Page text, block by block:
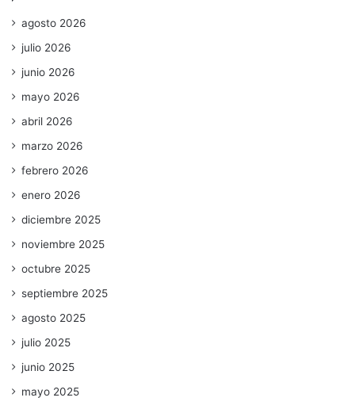
agosto 2026
julio 2026
junio 2026
mayo 2026
abril 2026
marzo 2026
febrero 2026
enero 2026
diciembre 2025
noviembre 2025
octubre 2025
septiembre 2025
agosto 2025
julio 2025
junio 2025
mayo 2025